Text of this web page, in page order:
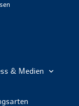
& Medien